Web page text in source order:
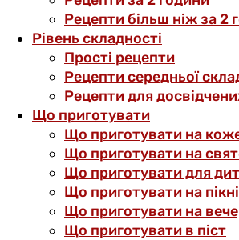
Рецепти більш ніж за 2
Рівень складності
Прості рецепти
Рецепти середньої
Рецепти для
Що приготувати
Що приготувати на
Що приготувати на
Що приготувати для
Що приготувати на
Що приготувати на
Що приготувати в піст